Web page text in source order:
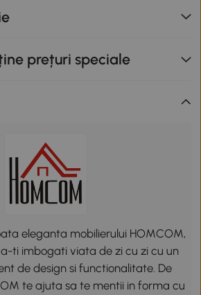
prețuri speciale
eleganta mobilierului HOMCOM,
ti imbogati viata de zi cu zi cu un
de design si functionalitate. De
te ajuta sa te mentii in forma cu